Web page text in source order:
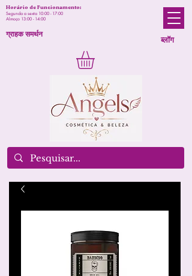
ब्लॉग
Horário de Funcionamento:
Segunda a sexta 10:00 - 17:00
Almoço 13:00 - 14:00
ग्राहक समर्थन